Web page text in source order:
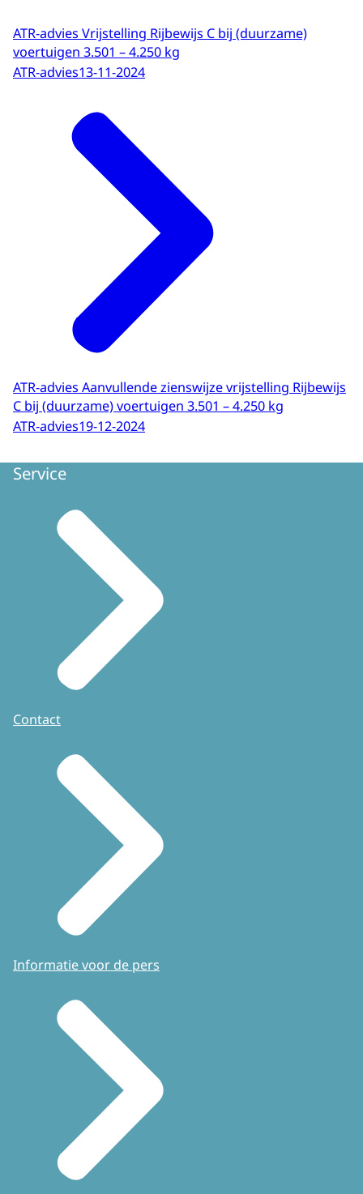
ATR-advies Vrijstelling Rijbewijs C bij (duurzame)
voertuigen 3.501 – 4.250 kg
ATR-advies13-11-2024
ATR-advies Aanvullende zienswijze vrijstelling Rijbewijs
C bij (duurzame) voertuigen 3.501 – 4.250 kg
ATR-advies19-12-2024
Service
Contact
Informatie voor de pers